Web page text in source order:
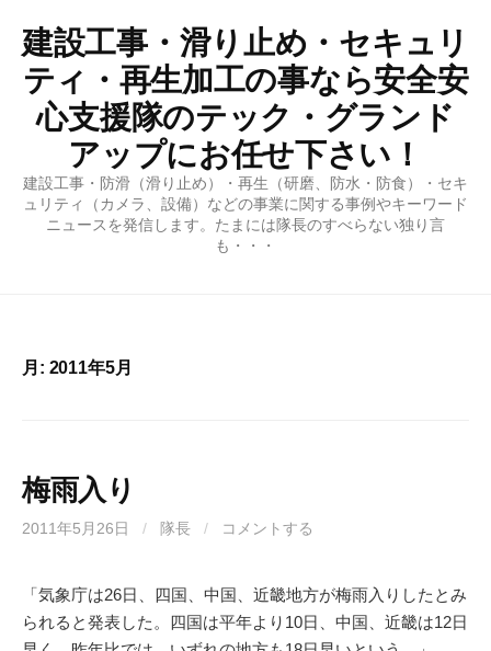
建設工事・滑り止め・セキュリ
ティ・再生加工の事なら安全安
心支援隊のテック・グランド
アップにお任せ下さい！
建設工事・防滑（滑り止め）・再生（研磨、防水・防食）・セキ
ュリティ（カメラ、設備）などの事業に関する事例やキーワード
ニュースを発信します。たまには隊長のすべらない独り言
も・・・
月: 2011年5月
梅雨入り
2011年5月26日 / 隊長 / コメントする
「気象庁は26日、四国、中国、近畿地方が梅雨入りしたとみ
られると発表した。四国は平年より10日、中国、近畿は12日